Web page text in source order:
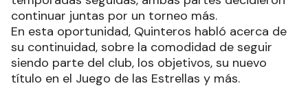
continuar juntas por un torneo más.
En esta oportunidad, Quinteros habló acerca de
su continuidad, sobre la comodidad de seguir
siendo parte del club, los objetivos, su nuevo
título en el Juego de las Estrellas y más.